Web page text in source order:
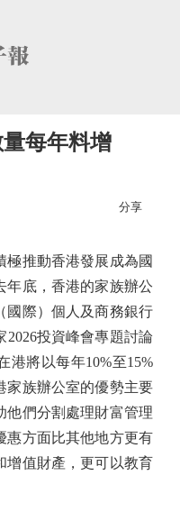
每年料增
分享
推動香港發展成為國
年底，香港的家族辦公
國際）個人及商務銀行
投資峰會專題討論
港將以每年10%至15%
家族辦公室的優勢主要
他們分割處理財富管理
惠方面比其他地方更有
增值財產，更可以教育